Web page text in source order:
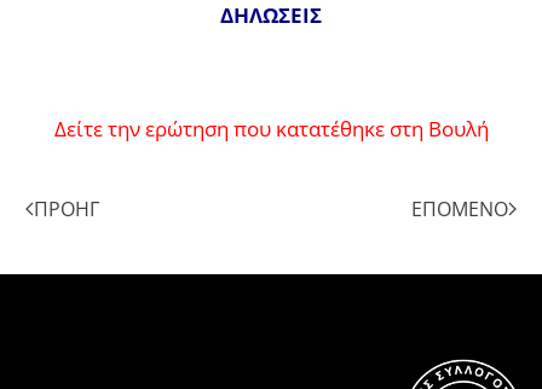
ΔΗΛΩΣΕΙΣ
Δείτε την ερώτηση που κατατέθηκε στη Βουλή
ΠΡΟΗΓ ΕΠΌΜΕΝΟ